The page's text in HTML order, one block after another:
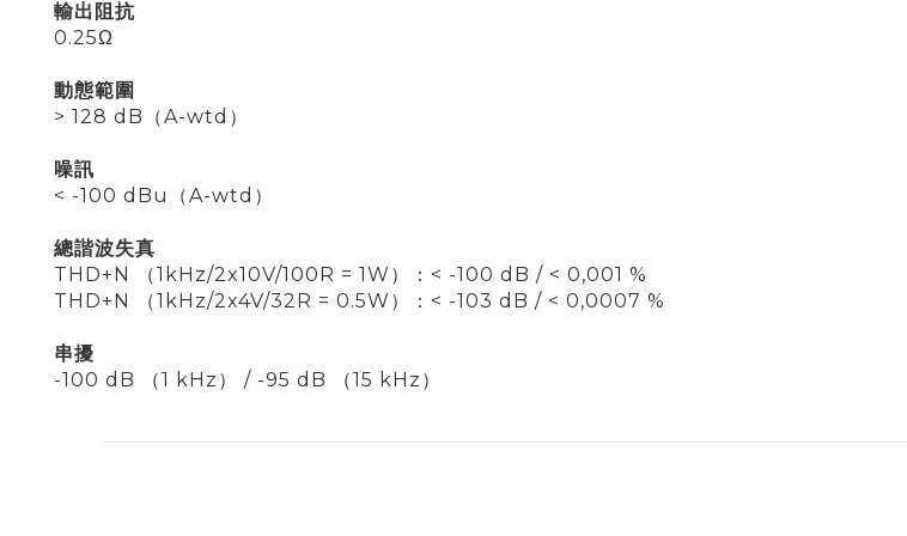
輸出阻抗
0.25Ω
動態範圍
> 128 dB（A-wtd）
噪訊
< -100 dBu（A-wtd）
總諧波失真
THD+N （1kHz/2x10V/100R = 1W）：< -100 dB / < 0,001 %
THD+N （1kHz/2x4V/32R = 0.5W）：< -103 dB / < 0,0007 %
串擾
-100 dB （1 kHz） / -95 dB （15 kHz）